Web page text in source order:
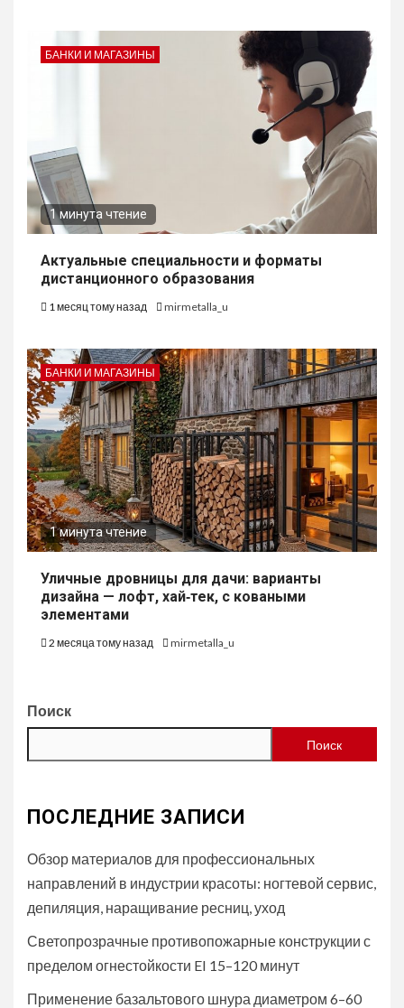
БАНКИ И МАГАЗИНЫ
1 минута чтение
Актуальные специальности и форматы
дистанционного образования
1 месяц тому назад mirmetalla_u
БАНКИ И МАГАЗИНЫ
1 минута чтение
Уличные дровницы для дачи: варианты
дизайна — лофт, хай‑тек, с коваными
элементами
2 месяца тому назад mirmetalla_u
Поиск
Поиск
ПОСЛЕДНИЕ ЗАПИСИ
Обзор материалов для профессиональных
направлений в индустрии красоты: ногтевой сервис,
депиляция, наращивание ресниц, уход
Светопрозрачные противопожарные конструкции с
пределом огнестойкости EI 15–120 минут
Применение базальтового шнура диаметром 6–60